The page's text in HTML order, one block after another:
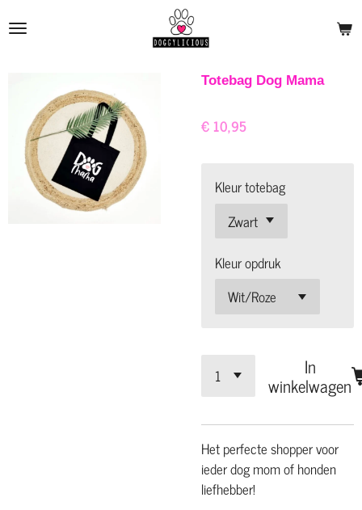
direct
hoofdinhoud
Totebag Dog Mama
€ 10,95
Kleur totebag
Kleur opdruk
In
winkelwagen
Het perfecte shopper voor
ieder dog mom of honden
liefhebber!